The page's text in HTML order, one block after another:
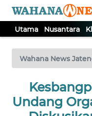
Utama Nusantara
Wahana News
Undang
TV
Tutup
UTAMA
NUSANTARA